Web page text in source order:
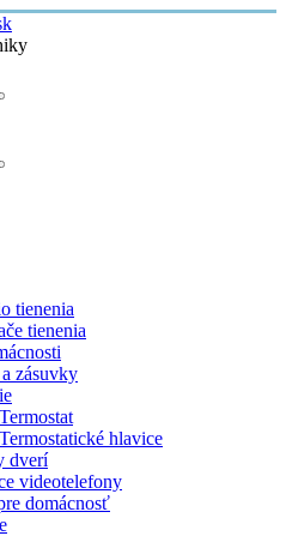
tienenia
tienenia
zásuvky
Termostat
Termostatické hlavice
dverí
videotelefony
domácnosť